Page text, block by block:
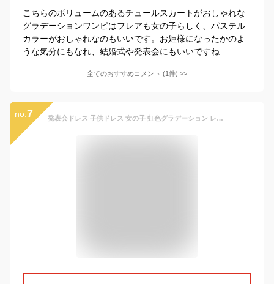
こちらのボリュームのあるチュールスカートがおしゃれな
グラデーションワンピはフレアも女の子らしく、パステル
カラーがおしゃれなのもいいです。お姫様になったかのよ
うな気分にもなれ、結婚式や発表会にもいいですね
全てのおすすめコメント (1件) >
no. 7 発表会ドレス 子供ドレス 女の子 虹色グラデーション レインボー パステルカラー チュール 立体フラワー刺繍 ノースリーブ 小学生 中学生 パーティー 記念撮影 バイオリン ピアノ